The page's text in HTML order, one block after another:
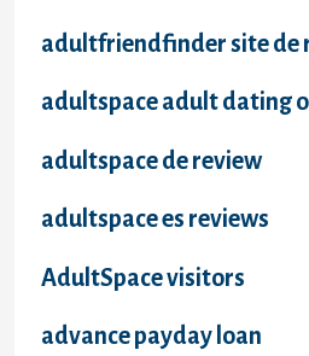
adultfriendfinder site de
adultspace adult dating
adultspace de review
adultspace es reviews
AdultSpace visitors
advance payday loan